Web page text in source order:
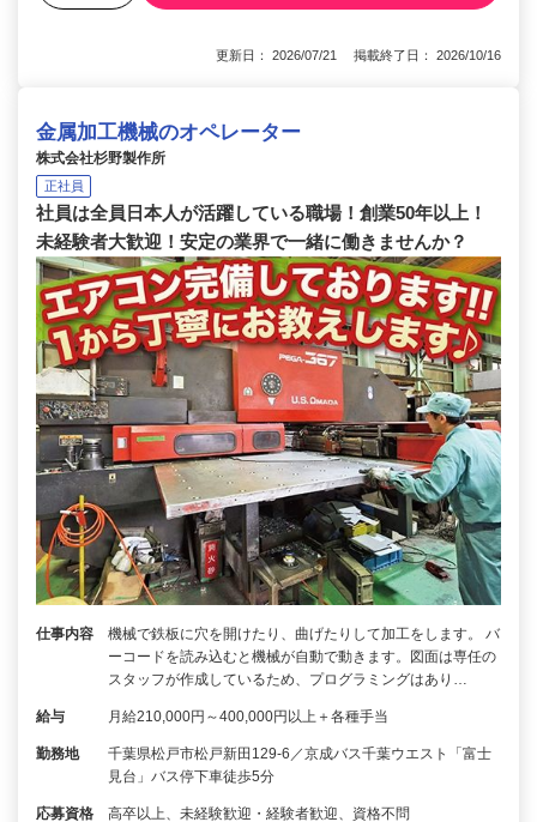
更新日： 2026/07/21 掲載終了日： 2026/10/16
金属加工機械のオペレーター
株式会社杉野製作所
正社員
社員は全員日本人が活躍している職場！創業50年以上！
未経験者大歓迎！安定の業界で一緒に働きませんか？
仕事内容
機械で鉄板に穴を開けたり、曲げたりして加工をします。 バ
ーコードを読み込むと機械が自動で動きます。図面は専任の
スタッフが作成しているため、プログラミングはあり…
給与 月給210,000円～400,000円以上＋各種手当
勤務地
千葉県松戸市松戸新田129-6／京成バス千葉ウエスト「富士
見台」バス停下車徒歩5分
応募資格 高卒以上、未経験歓迎・経験者歓迎、資格不問